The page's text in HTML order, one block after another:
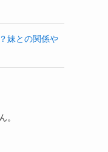
妹との関係や
。